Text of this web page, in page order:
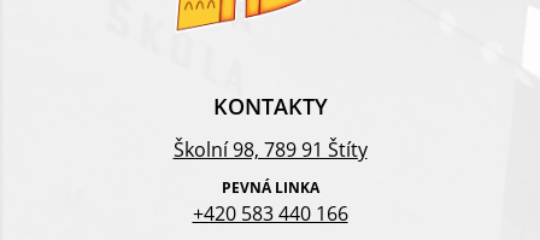
KONTAKTY
Školní 98, 789 91 Štíty
PEVNÁ LINKA
+420 583 440 166